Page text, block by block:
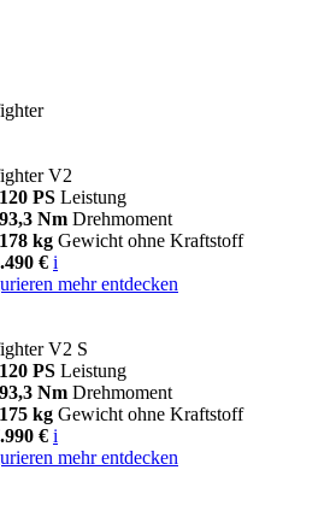
V2
120 PS Leistung
93,3 Nm Drehmoment
178 kg Gewicht ohne Kraftstoff
€ i
mehr entdecken
V2 S
120 PS Leistung
93,3 Nm Drehmoment
175 kg Gewicht ohne Kraftstoff
€ i
mehr entdecken